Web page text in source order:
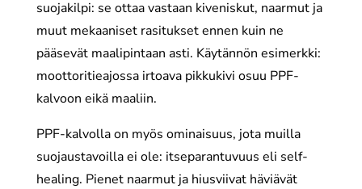
suojakilpi: se ottaa vastaan kiveniskut, naarmut ja
muut mekaaniset rasitukset ennen kuin ne
pääsevät maalipintaan asti. Käytännön esimerkki:
moottoritieajossa irtoava pikkukivi osuu PPF-
kalvoon eikä maaliin.
PPF-kalvolla on myös ominaisuus, jota muilla
suojaustavoilla ei ole: itseparantuvuus eli self-
healing. Pienet naarmut ja hiusviivat häviävät